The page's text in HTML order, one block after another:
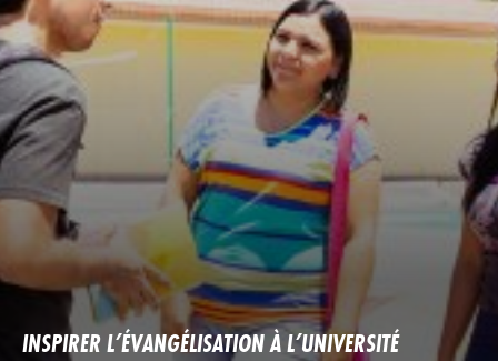
INSPIRER L’ÉVANGÉLISATION À L’UNIVERSITÉ